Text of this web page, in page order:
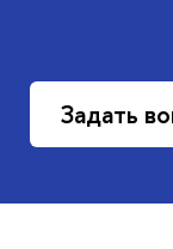
Задать